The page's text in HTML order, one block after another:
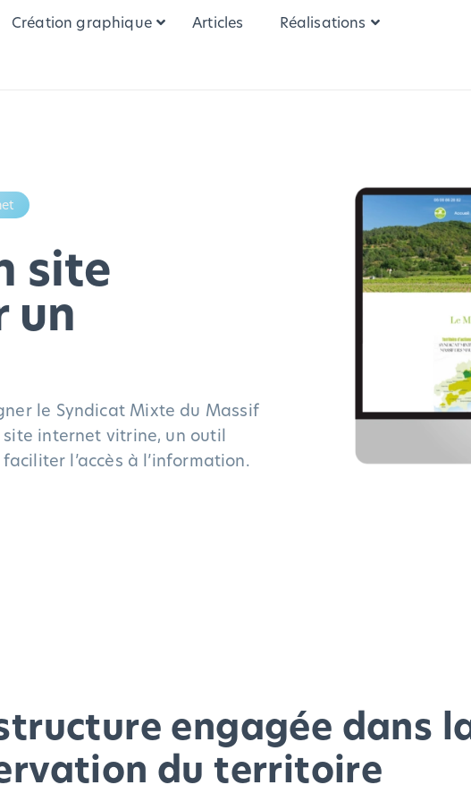
Création graphique Articles Réalisations
site
un
le Syndicat Mixte du Massif
internet vitrine, un outil
l’accès à l’information.
engagée dans
du territoire